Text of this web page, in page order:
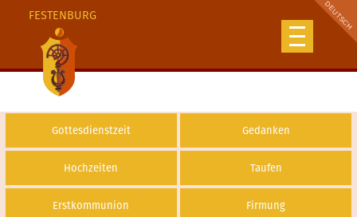
FESTENBURG
Gottesdienstzeit Gedanken
Hochzeiten Taufen
Erstkommunion Firmung